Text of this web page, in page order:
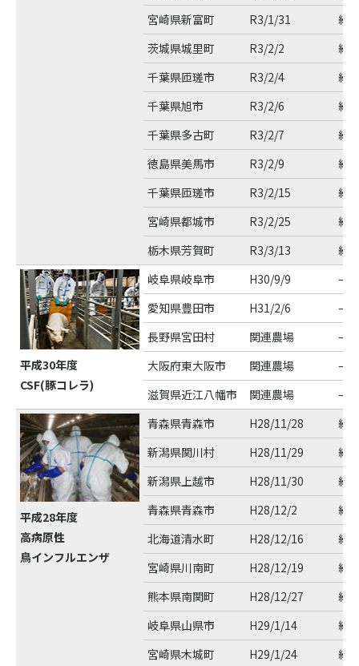
宮崎県新富町
R3/1/31
約
茨城県城里町
R3/2/2
約
千葉県匝瑳市
R3/2/4
約
千葉県旭市
R3/2/6
約
千葉県多古町
R3/2/7
約
徳島県美馬市
R3/2/9
約8
千葉県匝瑳市
R3/2/15
約
宮崎県都城市
R3/2/25
約
栃木県芳賀町
R3/3/13 約
平成30年度
CSF(豚コレラ)
岐阜県岐阜市 H30/9/9
–
愛知県豊田市
H31/2/6
–
長野県宮田村
関連農場
–
大阪府東大阪市
関連農場
–
滋賀県近江八幡市
関連農場 –
平成28年度
高病原性
鳥インフルエンザ
青森県青森市 H28/11/28
約
新潟県関川村
H28/11/29
約
新潟県上越市
H28/11/30
約
青森県青森市
H28/12/2
約
北海道清水町
H28/12/16
約
宮崎県川南町
H28/12/19
約
熊本県南関町
H28/12/27
約
岐阜県山県市
H29/1/14
約
宮崎県木城町
H29/1/24
約